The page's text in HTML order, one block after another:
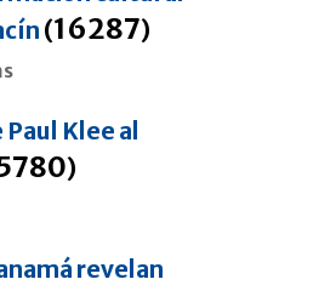
(16287)
Klee al
)
revelan